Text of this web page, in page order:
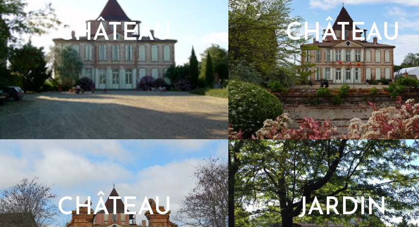
CHÂTEAU CHÂTEAU
CHÂTEAU JARDIN